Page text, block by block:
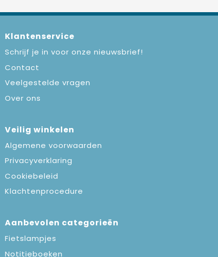
Klantenservice
Schrijf je in voor onze nieuwsbrief!
Contact
Veelgestelde vragen
Over ons
Veilig winkelen
Algemene voorwaarden
Privacyverklaring
Cookiebeleid
Klachtenprocedure
Aanbevolen categorieën
Fietslampjes
Notitieboeken